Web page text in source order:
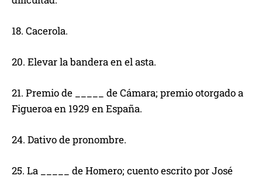
18. Cacerola.
20. Elevar la bandera en el asta.
21. Premio de _____ de Cámara; premio otorgado a
Figueroa en 1929 en España.
24. Dativo de pronombre.
25. La _____ de Homero; cuento escrito por José